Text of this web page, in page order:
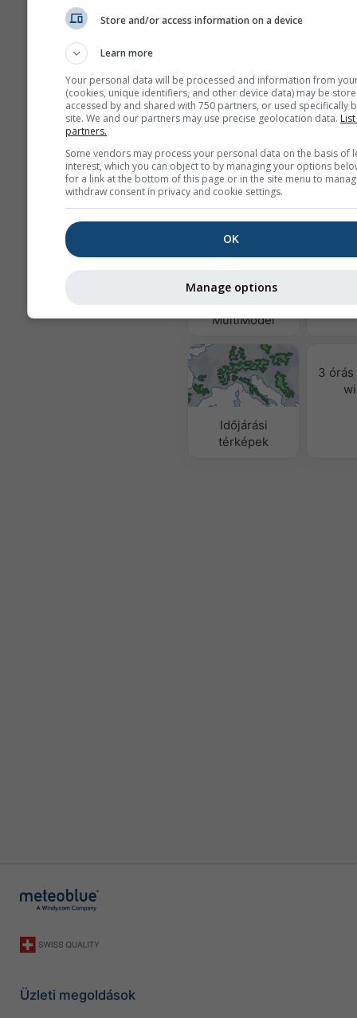
feleknek, ahogyan azt
irányelveinkis rögzítik. A
szolgáltatásainak használatával
felhasználási feltételeinket. Az e-
használható lesz.
További időjárási adatok
MultiModel
Időjárási
térképek
3
Üzleti megoldások
Store and/or access information on a device
Learn more
Your personal data will be processed and information from
(cookies, unique identifiers, and other device data) may be
accessed by and shared with 750 partners, or used specifically
site. We and our partners may use precise geolocation data.
partners.
Some vendors may process your personal data on the basis of
interest, which you can object to by managing your options
for a link at the bottom of this page or in the site menu to
withdraw consent in privacy and cookie settings.
OK
Manage options